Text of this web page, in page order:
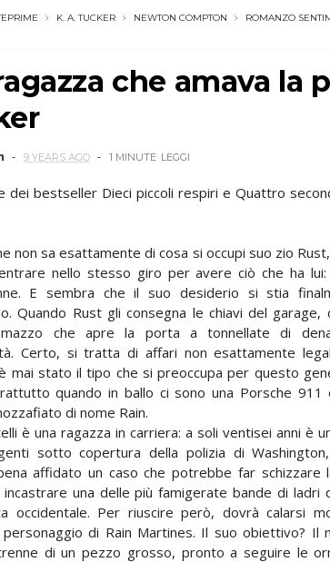
K. A. TUCKER NEWTON COMPTON ROMANZO
che amava la
9 YEARS AGO 1 MINUTE LEGGI
dei bestseller Dieci piccoli respiri e Quattro
non sa esattamente di cosa si occupi suo zio
nello stesso giro per avere ciò che ha lui:
E sembra che il suo desiderio si stia
Quando Rust gli consegna le chiavi del garage,
mazzo che apre la porta a tonnellate di
Certo, si tratta di affari non esattamente
mai stato il tipo che si preoccupa per questo
quando in ballo ci sono una Porsche 911
di nome Rain.
è una ragazza in carriera: a soli ventisei anni è
sotto copertura della polizia di
affidato un caso che potrebbe far schizzare
una delle più famigerate bande di ladri
occidentale. Per riuscire però, dovrà calarsi
di Rain Martines. Il suo obiettivo? Il
di un pezzo grosso, pronto a seguire le